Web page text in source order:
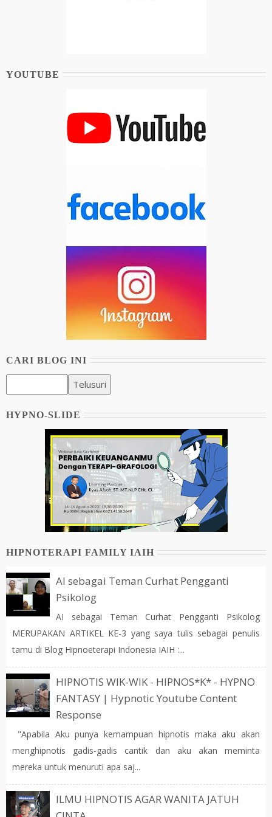
YOUTUBE
CARI BLOG INI
HYPNO-SLIDE
HIPNOTERAPI FAMILY IAIH
AI sebagai Teman Curhat Pengganti
Psikolog
AI sebagai Teman Curhat Pengganti Psikolog
MERUPAKAN ARTIKEL KE-3 yang saya tulis sebagai penulis
tamu di Blog Hipnoeterapi Indonesia IAIH :...
HIPNOTIS WIK-WIK - HIPNOS*K* - HYPNO
FANTASY | Hypnotic Youtube Content
Response
"Apabila Aku punya kemampuan hipnotis maka aku akan
menghipnotis gadis-gadis cantik dan aku akan meminta
mereka untuk menuruti apa saj...
ILMU HIPNOTIS AGAR WANITA JATUH